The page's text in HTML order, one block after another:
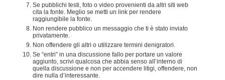
Se pubblichi testi, foto o video provenienti da altri siti web
cita la fonte. Meglio se metti un link per rendere
raggiungibile la fonte.
Non rendere pubblico un messaggio che ti è stato inviato
privatamente.
Non offendere gli altri o utilizzare termini denigratori.
Se “entri” in una discussione fallo per portare un valore
aggiunto, scrivi qualcosa che abbia senso all’interno di
quella discussione e non per accendere litigi, offendere, non
dire nulla d’interessante.